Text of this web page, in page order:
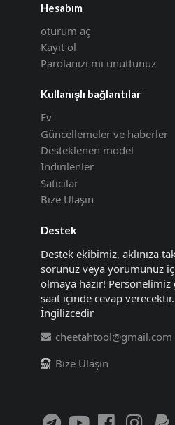
Hesabım
oturum aç
Kayıt ol
Parolanızı mı unuttunuz
Kullanışlı bağlantılar
Ev
Güncellemeler ve haberler
Desteklenen model
İndirilenler
Satıcılar
Bize Ulaşın
Destek
Destek ekibimiz, aklınıza
sorunuz veya yorumunuz
olmaya hazır!
saat içinde cevap
İngilizcedir
cheetahtool@gmail.com
Bize Ulaşın